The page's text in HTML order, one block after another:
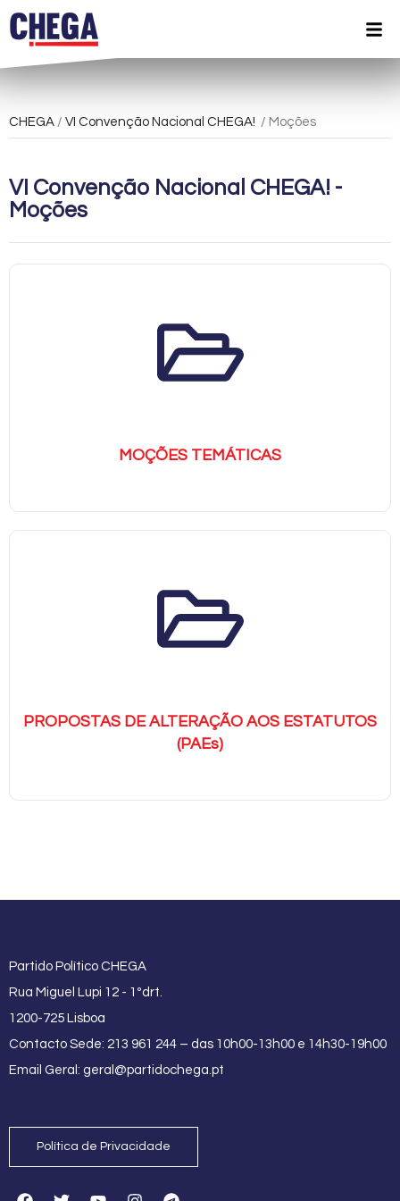
CHEGA / VI Convenção Nacional CHEGA! / Moções
VI Convenção Nacional CHEGA! -
Moções
MOÇÕES TEMÁTICAS
PROPOSTAS DE ALTERAÇÃO AOS ESTATUTOS
(PAEs)
Partido Político CHEGA
Rua Miguel Lupi 12 - 1ºdrt.
1200-725 Lisboa
Contacto Sede: 213 961 244 – das 10h00-13h00 e 14h30-19h00
Email Geral: geral@partidochega.pt
Política de Privacidade